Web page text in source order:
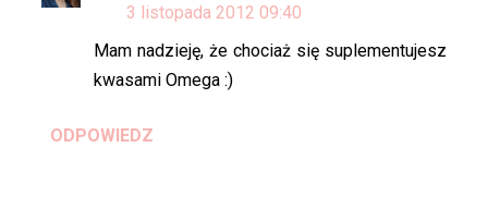
3 listopada 2012 09:40
Mam nadzieję, że chociaż się suplementujesz
kwasami Omega :)
ODPOWIEDZ